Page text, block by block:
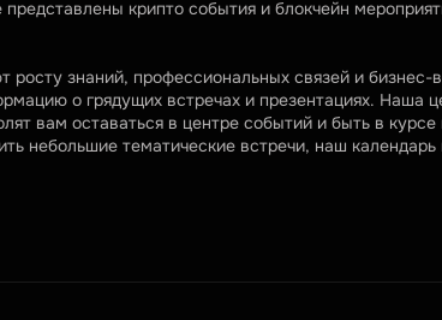
крипто события и блокчейн
знаний, профессиональных связей и
о грядущих встречах и презентациях. Наша
вам оставаться в центре событий и быть в
небольшие тематические встречи, наш календарь